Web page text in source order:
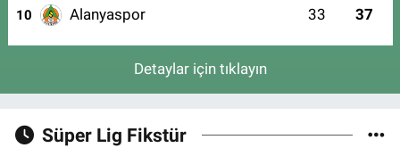
10 Alanyaspor 33 37
Detaylar için tıklayın
Süper Lig Fikstür